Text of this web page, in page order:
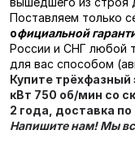
Поставляем только
официальной
России и СНГ любой
для вас способом
Купите трёхфазный
кВт 750 об/мин со
2 года, доставка
Напишите нам! Мы